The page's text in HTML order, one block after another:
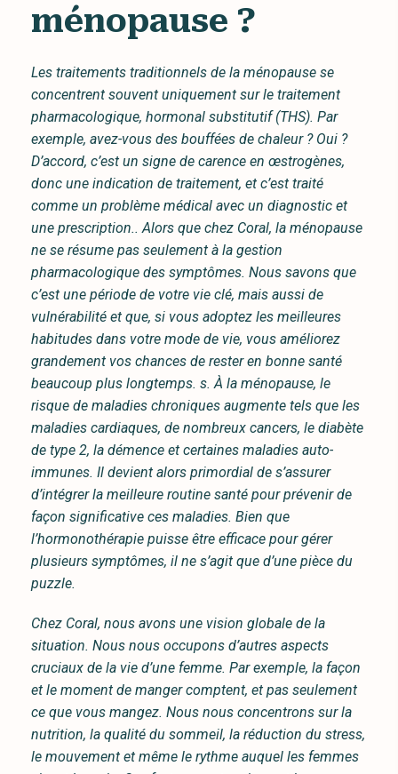
ménopause ?
Les traitements traditionnels de la ménopause se
concentrent souvent uniquement sur le traitement
pharmacologique, hormonal substitutif (THS). Par
exemple, avez-vous des bouffées de chaleur ? Oui ?
D’accord, c’est un signe de carence en œstrogènes,
donc une indication de traitement, et c’est traité
comme un problème médical avec un diagnostic et
une prescription.. Alors que chez Coral, la ménopause
ne se résume pas seulement à la gestion
pharmacologique des symptômes. Nous savons que
c’est une période de votre vie clé, mais aussi de
vulnérabilité et que, si vous adoptez les meilleures
habitudes dans votre mode de vie, vous améliorez
grandement vos chances de rester en bonne santé
beaucoup plus longtemps. s. À la ménopause, le
risque de maladies chroniques augmente tels que les
maladies cardiaques, de nombreux cancers, le diabète
de type 2, la démence et certaines maladies auto-
immunes. Il devient alors primordial de s’assurer
d’intégrer la meilleure routine santé pour prévenir de
façon significative ces maladies. Bien que
l’hormonothérapie puisse être efficace pour gérer
plusieurs symptômes, il ne s’agit que d’une pièce du
puzzle.
Chez Coral, nous avons une vision globale de la
situation. Nous nous occupons d’autres aspects
cruciaux de la vie d’une femme. Par exemple, la façon
et le moment de manger comptent, et pas seulement
ce que vous mangez. Nous nous concentrons sur la
nutrition, la qualité du sommeil, la réduction du stress,
le mouvement et même le rythme auquel les femmes